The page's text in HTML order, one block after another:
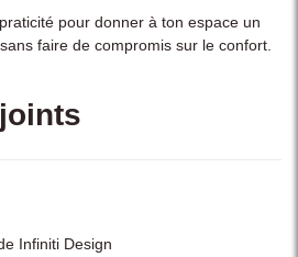
pour donner à ton espace un
faire de compromis sur le confort.
Infiniti Design